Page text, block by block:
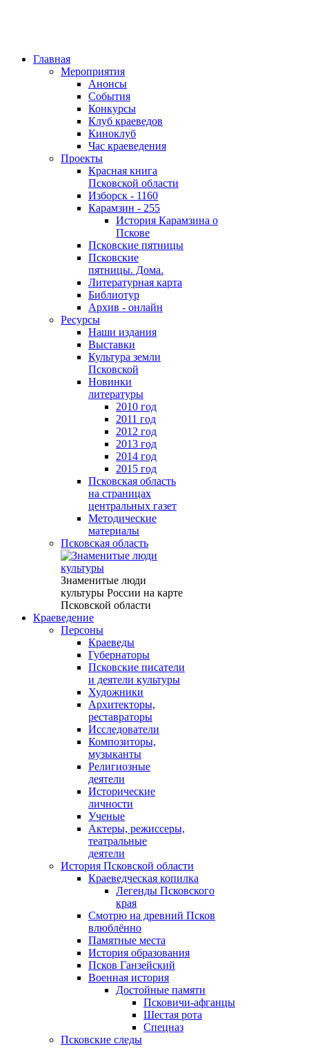
Главная
Мероприятия
Анонсы
События
Конкурсы
Клуб краеведов
Киноклуб
Час краеведения
Проекты
Красная книга
Псковской области
Изборск - 1160
Карамзин - 255
История Карамзина о
Пскове
Псковские пятницы
Псковские
пятницы. Дома.
Литературная карта
Библиотур
Архив - онлайн
Ресурсы
Наши издания
Выставки
Культура земли
Псковской
Новинки
литературы
2010 год
2011 год
2012 год
2013 год
2014 год
2015 год
Псковская область
на страницах
центральных газет
Методические
материалы
Псковская область
Знаменитые люди
культуры России на карте
Псковской области
Краеведение
Персоны
Краеведы
Губернаторы
Псковские писатели
и деятели культуры
Художники
Архитекторы,
реставраторы
Исследователи
Композиторы,
музыканты
Религиозные
деятели
Исторические
личности
Ученые
Актеры, режиссеры,
театральные
деятели
История Псковской области
Краеведческая копилка
Легенды Псковского
края
Смотрю на древний Псков
влюблённо
Памятные места
История образования
Псков Ганзейский
Военная история
Достойные памяти
Псковичи-афганцы
Шестая рота
Спецназ
Псковские следы